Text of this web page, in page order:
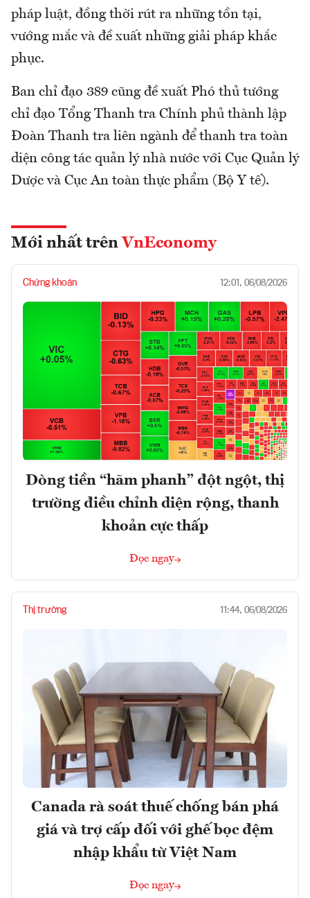
pháp luật, đồng thời rút ra những tồn tại,
vướng mắc và đề xuất những giải pháp khắc
phục.
Ban chỉ đạo 389 cũng đề xuất Phó thủ tướng
chỉ đạo Tổng Thanh tra Chính phủ thành lập
Đoàn Thanh tra liên ngành để thanh tra toàn
diện công tác quản lý nhà nước với Cục Quản lý
Dược và Cục An toàn thực phẩm (Bộ Y tế).
Mới nhất trên VnEconomy
Chứng khoán 12:01, 06/08/2026
Dòng tiền “hãm phanh” đột ngột, thị
trường điều chỉnh diện rộng, thanh
khoản cực thấp
Đọc ngay
Thị trường 11:44, 06/08/2026
Canada rà soát thuế chống bán phá
giá và trợ cấp đối với ghế bọc đệm
nhập khẩu từ Việt Nam
Đọc ngay